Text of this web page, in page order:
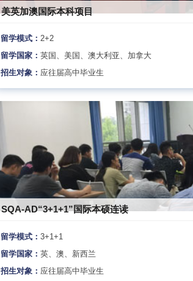
美英加澳国际本科项目
留学模式： 2+2
留学国家：英国、美国、澳大利亚、加拿大
招生对象： 应往届高中毕业生
SQA-AD“3+1+1”国际本硕连读
留学模式：3+1+1
留学国家：英、澳、新西兰
招生对象： 应往届高中毕业生